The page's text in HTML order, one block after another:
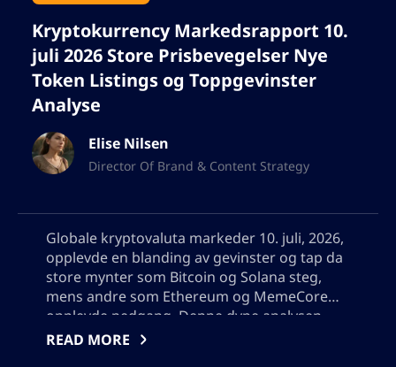
Kryptokurrency Markedsrapport 10.
juli 2026 Store Prisbevegelser Nye
Token Listings og Toppgevinster
Analyse
Elise Nilsen
Director Of Brand & Content Strategy
Globale kryptovaluta markeder 10. juli, 2026,
opplevde en blanding av gevinster og tap da
store mynter som Bitcoin og Solana steg,
mens andre som Ethereum og MemeCore
opplevde nedgang. Denne dype analysen
dekker betydelige prisendringer, utforsker
READ MORE